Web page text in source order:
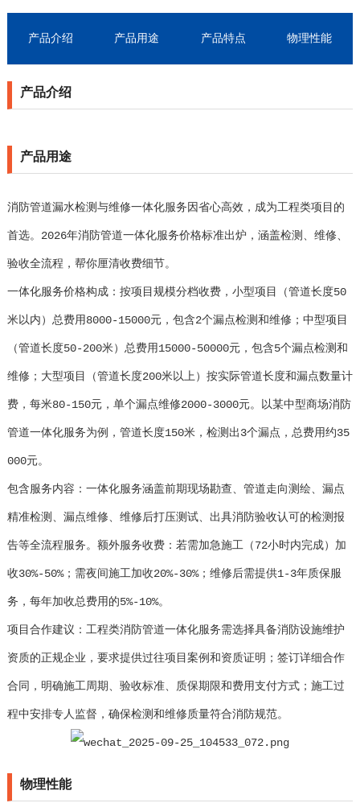
产品介绍 产品用途 产品特点 物理性能
产品介绍
产品用途
消防管道漏水检测与维修一体化服务因省心高效，成为工程类项目的
首选。2026年消防管道一体化服务价格标准出炉，涵盖检测、维修、
验收全流程，帮你厘清收费细节。
一体化服务价格构成：按项目规模分档收费，小型项目（管道长度50
米以内）总费用8000-15000元，包含2个漏点检测和维修；中型项目
（管道长度50-200米）总费用15000-50000元，包含5个漏点检测和
维修；大型项目（管道长度200米以上）按实际管道长度和漏点数量计
费，每米80-150元，单个漏点维修2000-3000元。以某中型商场消防
管道一体化服务为例，管道长度150米，检测出3个漏点，总费用约35
000元。
包含服务内容：一体化服务涵盖前期现场勘查、管道走向测绘、漏点
精准检测、漏点维修、维修后打压测试、出具消防验收认可的检测报
告等全流程服务。额外服务收费：若需加急施工（72小时内完成）加
收30%-50%；需夜间施工加收20%-30%；维修后需提供1-3年质保服
务，每年加收总费用的5%-10%。
项目合作建议：工程类消防管道一体化服务需选择具备消防设施维护
资质的正规企业，要求提供过往项目案例和资质证明；签订详细合作
合同，明确施工周期、验收标准、质保期限和费用支付方式；施工过
程中安排专人监督，确保检测和维修质量符合消防规范。
物理性能